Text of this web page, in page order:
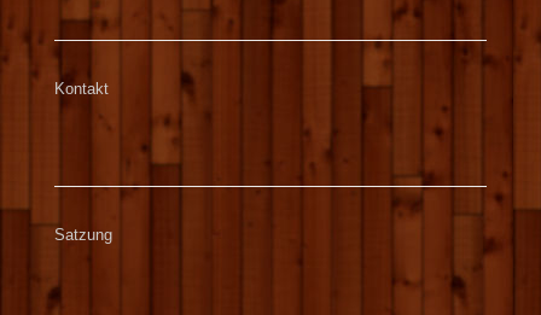
Kontakt
Satzung